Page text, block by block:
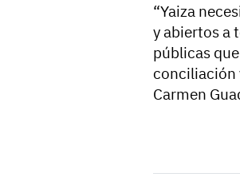
“Yaiza
y abiertos a
públicas
conciliación
Carmen